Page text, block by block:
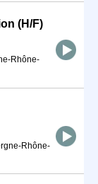
(H/F)
Rhône-
Rhône-